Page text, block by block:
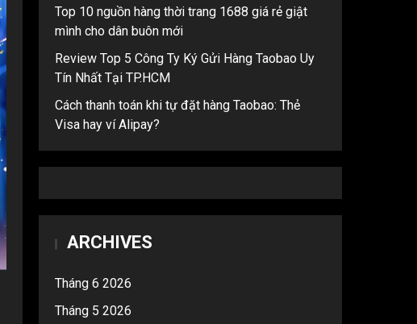
Top 10 nguồn hàng thời trang 1688 giá rẻ giật
mình cho dân buôn mới
Review Top 5 Công Ty Ký Gửi Hàng Taobao Uy
Tín Nhất Tại TP.HCM
Cách thanh toán khi tự đặt hàng Taobao: Thẻ
Visa hay ví Alipay?
ARCHIVES
Tháng 6 2026
Tháng 5 2026